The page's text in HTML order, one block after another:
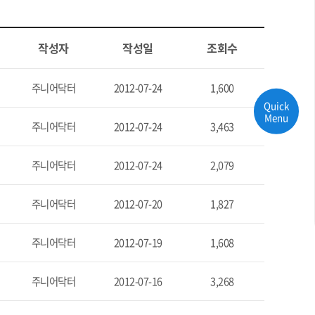
작성자 작성일 조회수
주니어닥터 2012-07-24 1,600
주니어닥터 2012-07-24 3,463
주니어닥터 2012-07-24 2,079
주니어닥터 2012-07-20 1,827
주니어닥터 2012-07-19 1,608
주니어닥터 2012-07-16 3,268
Quick
Menu